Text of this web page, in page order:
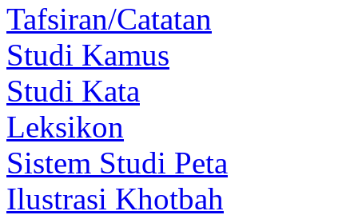
Tafsiran/Catatan
Studi Kamus
Studi Kata
Leksikon
Sistem Studi Peta
Ilustrasi Khotbah